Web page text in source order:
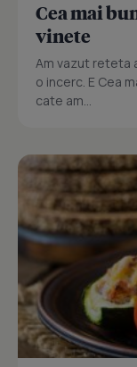
Cea mai
vinete
Am vazut reteta
o incerc. E Cea
cate am...